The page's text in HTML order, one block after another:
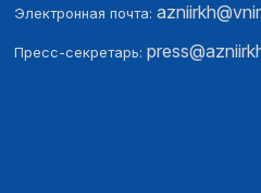
Электронная почта:
Пресс-секретарь: